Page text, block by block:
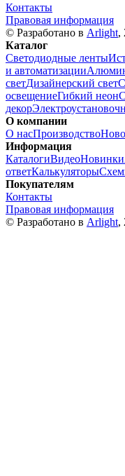
Контакты
Правовая информация
© Разработано в Arlight,
Каталог
Светодиодные ленты
и автоматизации
светДизайнерский свет
освещениеГибкий неон
декор
О компании
О насПроизводство
Информация
КаталогиВидеоНовинки
ответКалькуляторы
Покупателям
Контакты
Правовая информация
© Разработано в Arlight,